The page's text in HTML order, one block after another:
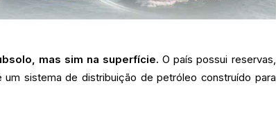
mas sim na superfície. O país possui reservas,
sistema de distribuição de petróleo construído para